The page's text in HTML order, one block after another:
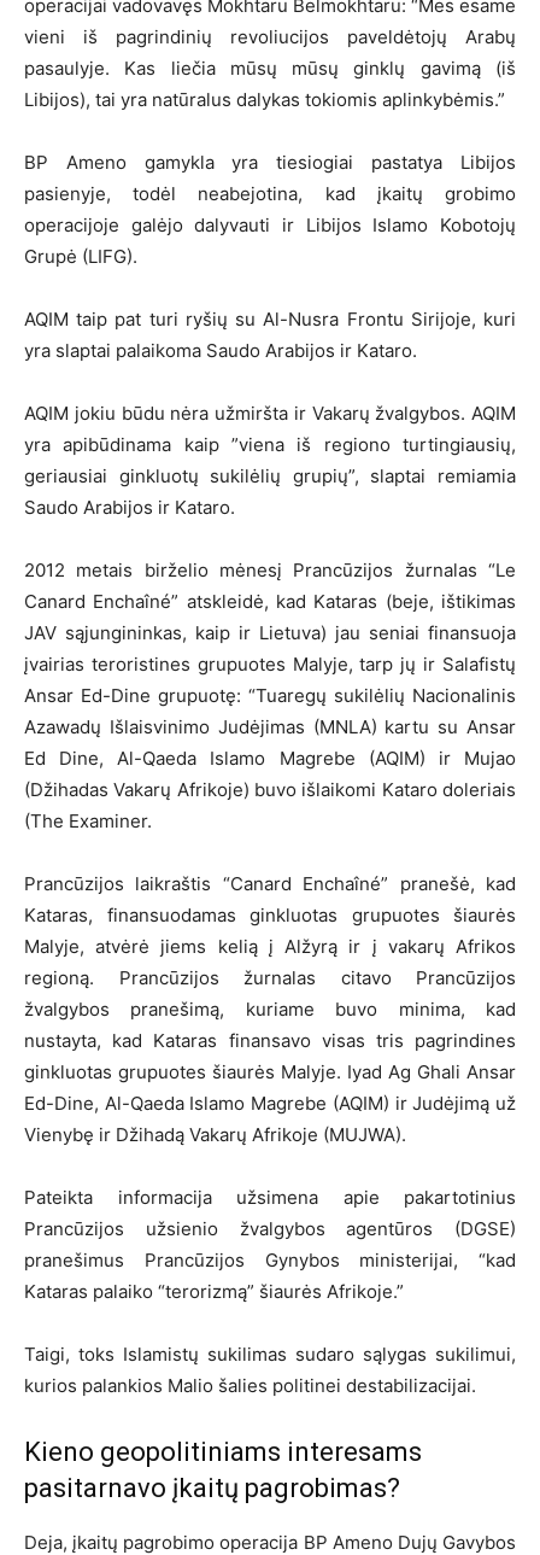
operacijai vadovavęs Mokhtaru Belmokhtaru: “Mes esame
vieni iš pagrindinių revoliucijos paveldėtojų Arabų
pasaulyje. Kas liečia mūsų mūsų ginklų gavimą (iš
Libijos), tai yra natūralus dalykas tokiomis aplinkybėmis.”
BP Ameno gamykla yra tiesiogiai pastatya Libijos
pasienyje, todėl neabejotina, kad įkaitų grobimo
operacijoje galėjo dalyvauti ir Libijos Islamo Kobotojų
Grupė (LIFG).
AQIM taip pat turi ryšių su Al-Nusra Frontu Sirijoje, kuri
yra slaptai palaikoma Saudo Arabijos ir Kataro.
AQIM jokiu būdu nėra užmiršta ir Vakarų žvalgybos. AQIM
yra apibūdinama kaip ”viena iš regiono turtingiausių,
geriausiai ginkluotų sukilėlių grupių”, slaptai remiamia
Saudo Arabijos ir Kataro.
2012 metais birželio mėnesį Prancūzijos žurnalas “Le
Canard Enchaîné” atskleidė, kad Kataras (beje, ištikimas
JAV sąjungininkas, kaip ir Lietuva) jau seniai finansuoja
įvairias teroristines grupuotes Malyje, tarp jų ir Salafistų
Ansar Ed-Dine grupuotę: “Tuaregų sukilėlių Nacionalinis
Azawadų Išlaisvinimo Judėjimas (MNLA) kartu su Ansar
Ed Dine, Al-Qaeda Islamo Magrebe (AQIM) ir Mujao
(Džihadas Vakarų Afrikoje) buvo išlaikomi Kataro doleriais
(The Examiner.
Prancūzijos laikraštis “Canard Enchaîné” pranešė, kad
Kataras, finansuodamas ginkluotas grupuotes šiaurės
Malyje, atvėrė jiems kelią į Alžyrą ir į vakarų Afrikos
regioną. Prancūzijos žurnalas citavo Prancūzijos
žvalgybos pranešimą, kuriame buvo minima, kad
nustayta, kad Kataras finansavo visas tris pagrindines
ginkluotas grupuotes šiaurės Malyje. Iyad Ag Ghali Ansar
Ed-Dine, Al-Qaeda Islamo Magrebe (AQIM) ir Judėjimą už
Vienybę ir Džihadą Vakarų Afrikoje (MUJWA).
Pateikta informacija užsimena apie pakartotinius
Prancūzijos užsienio žvalgybos agentūros (DGSE)
pranešimus Prancūzijos Gynybos ministerijai, “kad
Kataras palaiko “terorizmą” šiaurės Afrikoje.”
Taigi, toks Islamistų sukilimas sudaro sąlygas sukilimui,
kurios palankios Malio šalies politinei destabilizacijai.
Kieno geopolitiniams interesams
pasitarnavo įkaitų pagrobimas?
Deja, įkaitų pagrobimo operacija BP Ameno Dujų Gavybos